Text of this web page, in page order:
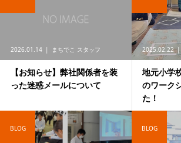
2026.01.14 まちでこ スタッフ
【お知らせ】弊社関係者を装
った迷惑メールについて
2025.02.22
地元小学
のワーク
た！
BLOG BLOG